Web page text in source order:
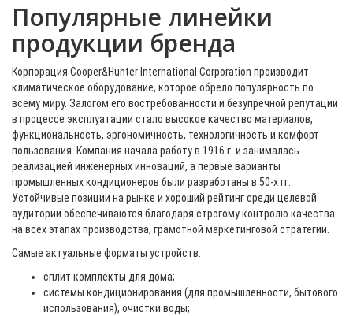
Популярные линейки
продукции бренда
Корпорация Cooper&Hunter International Corporation производит
климатическое оборудование, которое обрело популярность по
всему миру. Залогом его востребованности и безупречной репутации
в процессе эксплуатации стало высокое качество материалов,
функциональность, эргономичность, технологичность и комфорт
пользования. Компания начала работу в 1916 г. и занималась
реализацией инженерных инноваций, а первые варианты
промышленных кондиционеров были разработаны в 50-х гг.
Устойчивые позиции на рынке и хороший рейтинг среди целевой
аудитории обеспечиваются благодаря строгому контролю качества
на всех этапах производства, грамотной маркетинговой стратегии.
Самые актуальные форматы устройств:
сплит комплекты для дома;
системы кондиционирования (для промышленности, бытового
использования), очистки воды;